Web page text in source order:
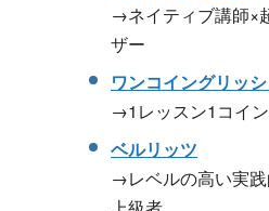
→ネイティブ講師×
ザー
ワンコイングリッ
→1レッスン1コイ
ベルリッツ
→レベルの高い実